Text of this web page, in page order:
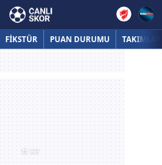
FİKSTÜR PUAN DURUMU TAKIMLAR